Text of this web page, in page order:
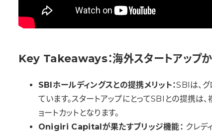
Key Takeaways：海外スタートアップ
SBIホールディングスとの提携メリット：SBIは、
ています。スタートアップにとってSBIとの提携
ョートカットとなります。
Onigiri Capitalが果たすブリッジ機能： クレデ